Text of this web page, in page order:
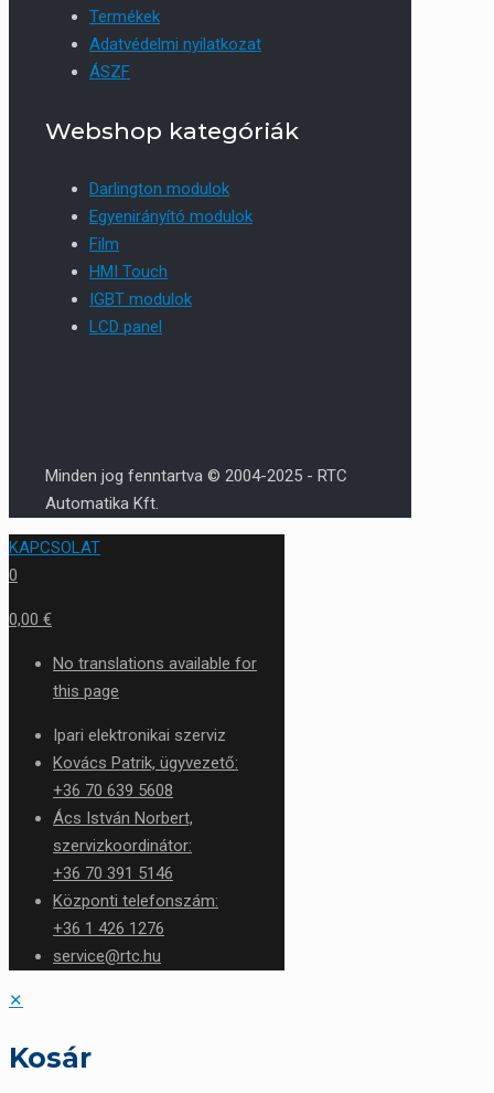
Termékek
Adatvédelmi nyilatkozat
ÁSZF
Webshop kategóriák
Darlington modulok
Egyenirányító modulok
Film
HMI Touch
IGBT modulok
LCD panel
Minden jog fenntartva © 2004-2025 - RTC
Automatika Kft.
KAPCSOLAT
0
0,00 €
No translations available for
this page
Ipari elektronikai szerviz
Kovács Patrik, ügyvezető:
+36 70 639 5608
Ács István Norbert,
szervizkoordinátor:
+36 70 391 5146
Központi telefonszám:
+36 1 426 1276
service@rtc.hu
✕
Kosár